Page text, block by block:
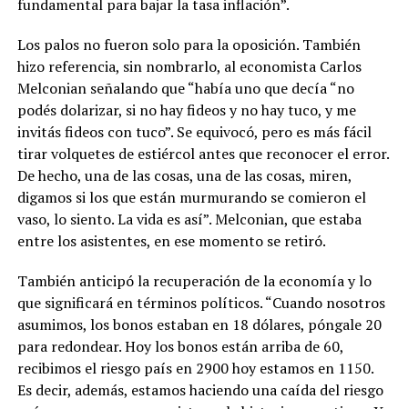
fundamental para bajar la tasa inflación”.
Los palos no fueron solo para la oposición. También
hizo referencia, sin nombrarlo, al economista Carlos
Melconian señalando que “había uno que decía “no
podés dolarizar, si no hay fideos y no hay tuco, y me
invitás fideos con tuco”. Se equivocó, pero es más fácil
tirar volquetes de estiércol antes que reconocer el error.
De hecho, una de las cosas, una de las cosas, miren,
digamos si los que están murmurando se comieron el
vaso, lo siento. La vida es así”. Melconian, que estaba
entre los asistentes, en ese momento se retiró.
También anticipó la recuperación de la economía y lo
que significará en términos políticos. “Cuando nosotros
asumimos, los bonos estaban en 18 dólares, póngale 20
para redondear. Hoy los bonos están arriba de 60,
recibimos el riesgo país en 2900 hoy estamos en 1150.
Es decir, además, estamos haciendo una caída del riesgo